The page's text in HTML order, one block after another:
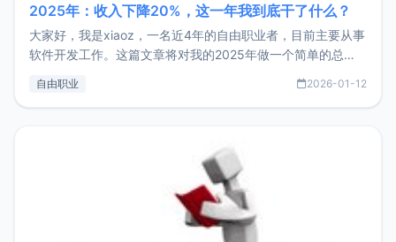
2025年：收入下降20%，这一年我到底干了什么？
大家好，我是xiaoz，一名近4年的自由职业者，目前主要从事
软件开发工作。这篇文章将对我的2025年做一个简单的总
收入下降20%，但却过得很充实，2026年不求突破，但求保
自由职业 2026-01-12